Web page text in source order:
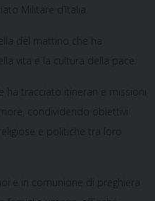
Militare d’Italia.
del mattino che ha
vita e la cultura della pace.
ha tracciato itinerari e missioni
condividendo obiettivi
e politiche tra loro
e in comunione di preghiera